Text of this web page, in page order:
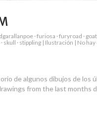
·furiosa ·furyroad · goat
· skull · stippling | Ilustración | No
de algunos dibujos de los
from the last months